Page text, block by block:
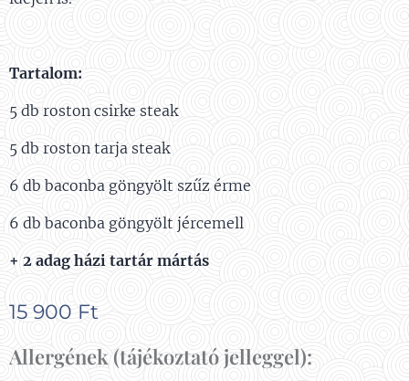
Tartalom:
5 db roston csirke steak
5 db roston tarja steak
6 db baconba göngyölt szűz érme
6 db baconba göngyölt jércemell
+ 2 adag házi tartár mártás
15 900 Ft
Allergének (tájékoztató jelleggel):